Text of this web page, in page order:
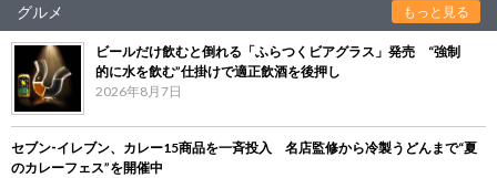
グルメ もっと見る
ビールだけ飲むと倒れる「ふらつくビアグラス」発売 “強制
的に水を飲む”仕掛けで適正飲酒を後押し
2026年8月7日
セブン‐イレブン、カレー15商品を一斉投入 名店監修から冷製うどんまで“夏
のカレーフェス”を開催中